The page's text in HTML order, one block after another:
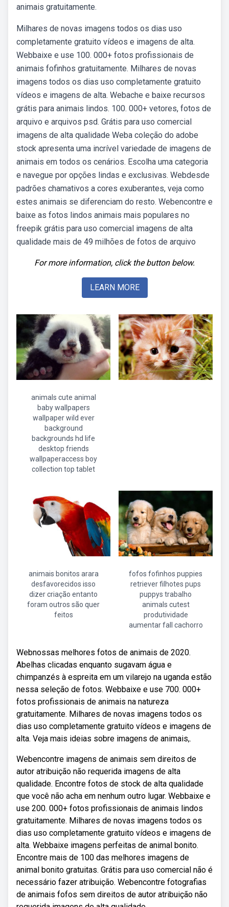
animais gratuitamente.
Milhares de novas imagens todos os dias uso
completamente gratuito vídeos e imagens de alta.
Webbaixe e use 100. 000+ fotos profissionais de
animais fofinhos gratuitamente. Milhares de novas
imagens todos os dias uso completamente gratuito
vídeos e imagens de alta. Webache e baixe recursos
grátis para animais lindos. 100. 000+ vetores, fotos de
arquivo e arquivos psd. Grátis para uso comercial
imagens de alta qualidade Weba coleção do adobe
stock apresenta uma incrível variedade de imagens de
animais em todos os cenários. Escolha uma categoria
e navegue por opções lindas e exclusivas. Webdesde
padrões chamativos a cores exuberantes, veja como
estes animais se diferenciam do resto. Webencontre e
baixe as fotos lindos animais mais populares no
freepik grátis para uso comercial imagens de alta
qualidade mais de 49 milhões de fotos de arquivo
For more information, click the button below.
LEARN MORE
animals cute animal
baby wallpapers
wallpaper wild ever
background
backgrounds hd life
desktop friends
wallpaperaccess boy
collection top tablet
animais bonitos arara
desfavorecidos isso
dizer criação entanto
foram outros são quer
feitos
fofos fofinhos puppies
retriever filhotes pups
puppys trabalho
animals cutest
produtividade
aumentar fall cachorro
Webnossas melhores fotos de animais de 2020.
Abelhas clicadas enquanto sugavam água e
chimpanzés à espreita em um vilarejo na uganda estão
nessa seleção de fotos. Webbaixe e use 700. 000+
fotos profissionais de animais na natureza
gratuitamente. Milhares de novas imagens todos os
dias uso completamente gratuito vídeos e imagens de
alta. Veja mais ideias sobre imagens de animais,.
Webencontre imagens de animais sem direitos de
autor atribuição não requerida imagens de alta
qualidade. Encontre fotos de stock de alta qualidade
que você não acha em nenhum outro lugar. Webbaixe e
use 200. 000+ fotos profissionais de animais lindos
gratuitamente. Milhares de novas imagens todos os
dias uso completamente gratuito vídeos e imagens de
alta. Webbaixe imagens perfeitas de animal bonito.
Encontre mais de 100 das melhores imagens de
animal bonito gratuitas. Grátis para uso comercial não é
necessário fazer atribuição. Webencontre fotografias
de animais fofos sem direitos de autor atribuição não